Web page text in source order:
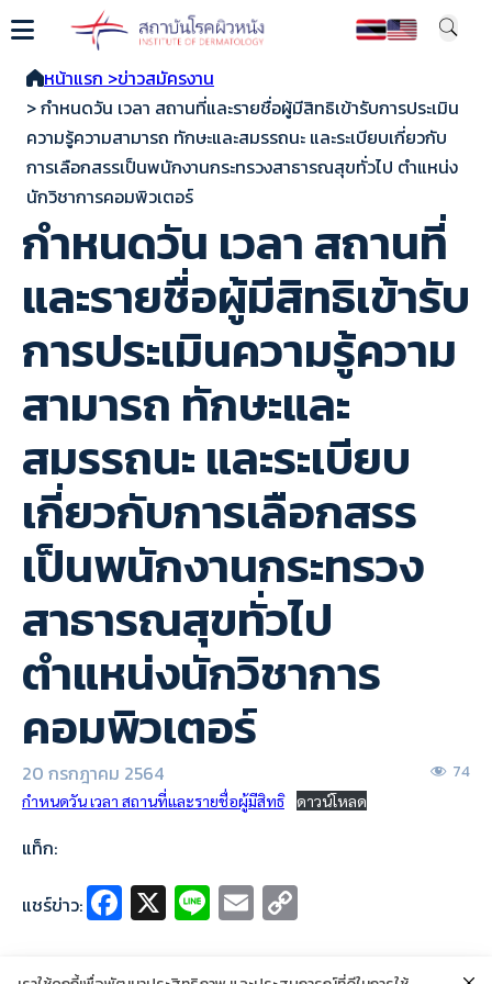
หน้าแรก >ข่าวสมัครงาน
> กำหนดวัน เวลา สถานที่และรายชื่อผู้มีสิทธิเข้ารับการประเมิน
ความรู้ความสามารถ ทักษะและสมรรถนะ และระเบียบเกี่ยวกับ
การเลือกสรรเป็นพนักงานกระทรวงสาธารณสุขทั่วไป ตำแหน่ง
นักวิชาการคอมพิวเตอร์
กำหนดวัน เวลา สถานที่
และรายชื่อผู้มีสิทธิเข้ารับ
การประเมินความรู้ความ
สามารถ ทักษะและ
สมรรถนะ และระเบียบ
เกี่ยวกับการเลือกสรร
เป็นพนักงานกระทรวง
สาธารณสุขทั่วไป
ตำแหน่งนักวิชาการ
คอมพิวเตอร์
20 กรกฎาคม 2564 74
กำหนดวัน เวลา สถานที่และรายชื่อผู้มีสิทธิ ดาวน์โหลด
แท็ก:
แชร์ข่าว: Fa
ce
b
X Li
n
e
E
m
ai p